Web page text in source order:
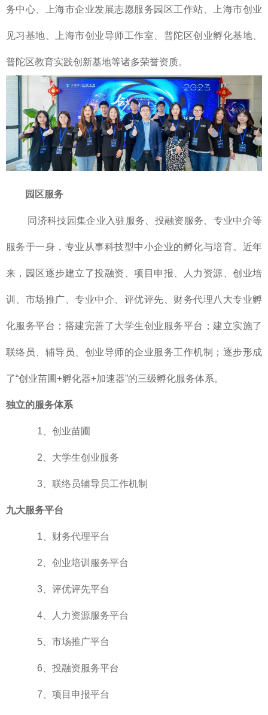
务中心、上海市企业发展志愿服务园区工作站、上海市创业
见习基地、上海市创业导师工作室、普陀区创业孵化基地、
普陀区教育实践创新基地等诸多荣誉资质。
园区服务
同济科技园集企业入驻服务、投融资服务、专业中介等
服务于一身，专业从事科技型中小企业的孵化与培育。近年
来，园区逐步建立了投融资、项目申报、人力资源、创业培
训、市场推广、专业中介、评优评先、财务代理八大专业孵
化服务平台；搭建完善了大学生创业服务平台；建立实施了
联络员、辅导员、创业导师的企业服务工作机制；逐步形成
了“创业苗圃+孵化器+加速器”的三级孵化服务体系。
独立的服务体系
1、 创业苗圃
2、 大学生创业服务
3、 联络员辅导员工作机制
九大服务平台
1、 财务代理平台
2、 创业培训服务平台
3、 评优评先平台
4、 人力资源服务平台
5、 市场推广平台
6、 投融资服务平台
7、 项目申报平台